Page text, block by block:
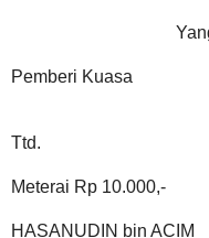
Pemberi Kuasa
Ttd.
Meterai Rp 10.000,-
HASANUDIN bin ACIM